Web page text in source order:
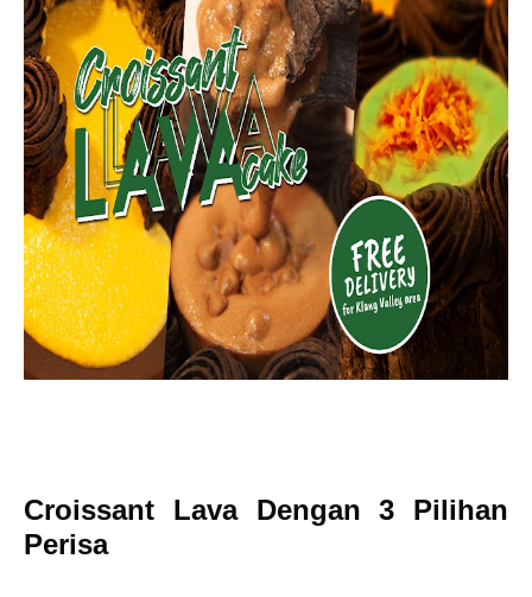
Croissant Lava Dengan 3 Pilihan
Perisa